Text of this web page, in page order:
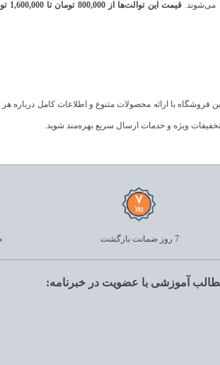
می‌شوند. قیمت این توالت‌ها از 800,000 تومان تا 1,600,000 تومان
فروشگاه با ارائه محصولات متنوع و اطلاعات کامل درباره
تخفیفات ویژه و خدمات ارسال سریع بهره‌مند شوید.
7 روز ضمانت بازگشت
آموزشی با عضویت در خبرنامه: